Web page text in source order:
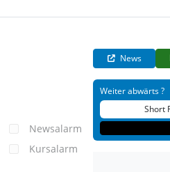
Newsalarm
Kursalarm
News
Weiter abwärts ?
Short